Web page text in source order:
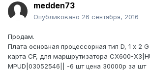
medden73
Опубликовано 26 сентября, 2016
Продам.
Плата основная процессорная тип D, 1 х 2
карта CF, для маршрутизатора CX600-
MPUD|03052546|| -6 шт цена 30000р за шт